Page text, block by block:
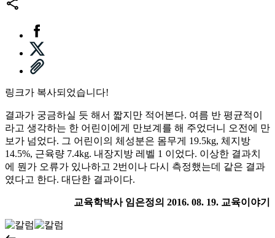
링크가 복사되었습니다!
결과가 궁금하실 듯 해서 짧지만 적어본다. 여름 반 평균적이
라고 생각하는 한 어린이에게 만보계를 해 주었더니 오전에 만
보가 넘었다. 그 어린이의 체성분은 몸무게 19.5kg, 체지방
14.5%, 근육량 7.4kg. 내장지방 레벨 1 이었다. 이상한 결과치
에 뭔가 오류가 있나하고 2번이나 다시 측정했는데 같은 결과
였다고 한다. 대단한 결과이다.
교육학박사 임은정의 2016. 08. 19. 교육이야기